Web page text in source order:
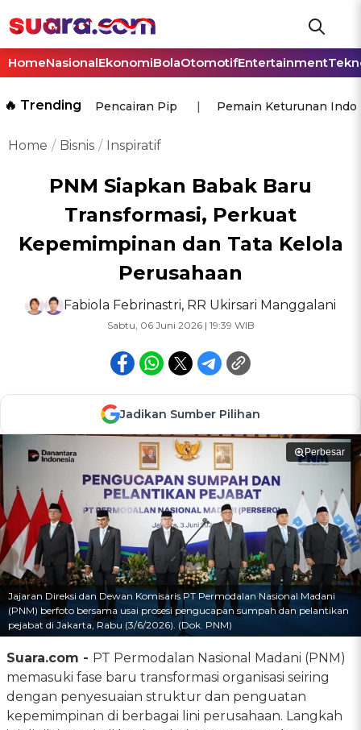
HomeNasionalEkonomiBolaOtomotifEntertainment
🔥 Trending Pencairan Pip Pemain Keturunan
Home Bisnis Inspiratif
PNM Siapkan Babak Baru
Transformasi, Perkuat
Kepemimpinan dan Tata Kelola
Perusahaan
Fabiola Febrinastri, RR Ukirsari Manggalani
Sabtu, 06 Juni 2026 | 19:39 WIB
Jadikan Sumber Pilihan
Perbesar
Jajaran Direksi dan Dewan Komisaris PT Permodalan Nasional Madani
(PNM) berfoto bersama usai prosesi pengucapan sumpah dan pelantikan
pejabat di Jakarta, Rabu (3/6/2026). (Dok. PNM)
Suara.com - PT Permodalan Nasional Madani (PNM)
memasuki fase baru transformasi organisasi seiring
dengan penyesuaian struktur dan penguatan
kepemimpinan di berbagai lini perusahaan. Langkah